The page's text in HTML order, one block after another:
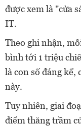
được xem là "cửa
IT.
Theo ghi nhận,
bình tới 1 triệu
là con số đáng kể,
này.
Tuy nhiên, giai
điểm thăng trầm